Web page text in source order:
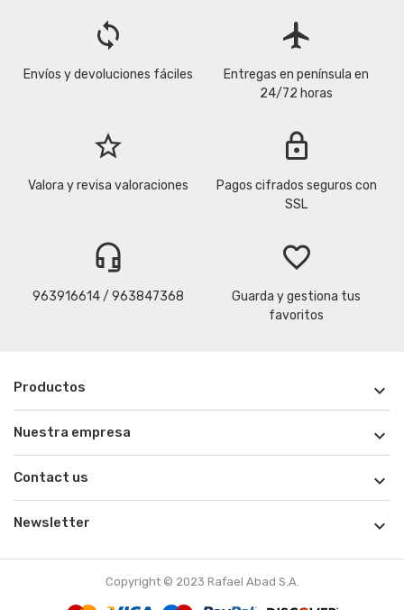
loop
Envíos y devoluciones fáciles
flight
Entregas en península en
24/72 horas
star_border
Valora y revisa valoraciones
lock
Pagos cifrados seguros con
SSL
headset_mic
963916614 / 963847368
favorite_border
Guarda y gestiona tus
favoritos
Productos 
Nuestra empresa 
Contact us 
Newsletter 
Copyright © 2023 Rafael Abad S.A.